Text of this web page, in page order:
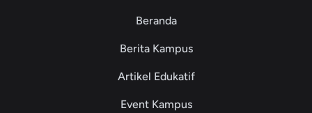
Beranda
Berita Kampus
Artikel Edukatif
Event Kampus